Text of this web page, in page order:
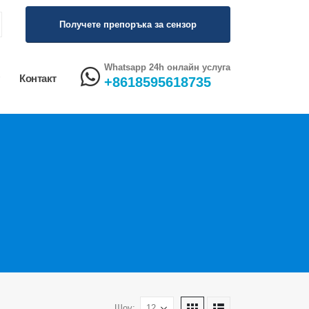
Получете препоръка за сензор
Контакт
Whatsapp 24h онлайн услуга
+8618595618735